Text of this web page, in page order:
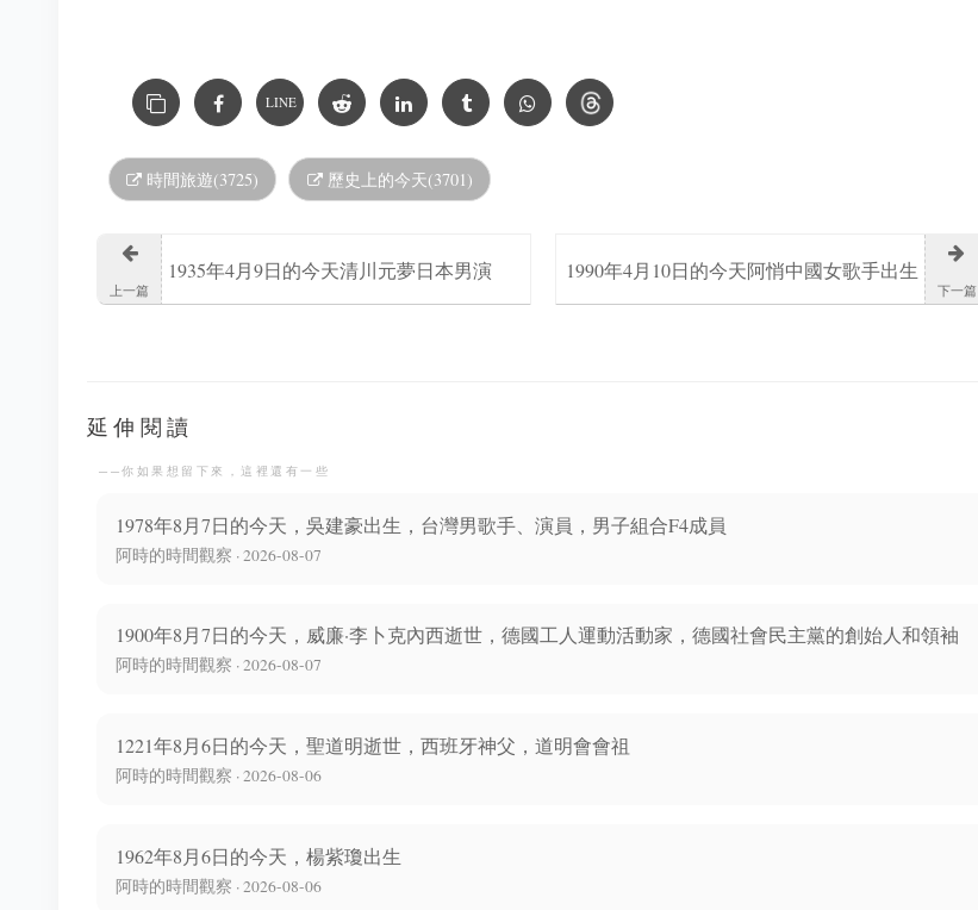
LINE
時間旅遊(3725) 歷史上的今天(3701)
上一篇
1935年4月9日的今天清川元夢日本男演
下一篇
1990年4月10日的今天阿悄中國女歌手出生
延伸閱讀
──你如果想留下來，這裡還有一些
1978年8月7日的今天，吳建豪出生，台灣男歌手、演員，男子組合F4成員
阿時的時間觀察 · 2026-08-07
1900年8月7日的今天，威廉·李卜克內西逝世，德國工人運動活動家，德國社會民主黨的創始人和領袖
阿時的時間觀察 · 2026-08-07
1221年8月6日的今天，聖道明逝世，西班牙神父，道明會會祖
阿時的時間觀察 · 2026-08-06
1962年8月6日的今天，楊紫瓊出生
阿時的時間觀察 · 2026-08-06